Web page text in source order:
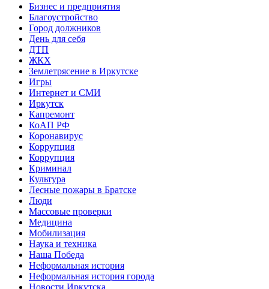
Бизнес и предприятия
Благоустройство
Город должников
День для себя
ДТП
ЖКХ
Землетрясение в Иркутске
Игры
Интернет и СМИ
Иркутск
Капремонт
КоАП РФ
Коронавирус
Коррупция
Коррупция
Криминал
Культура
Лесные пожары в Братске
Люди
Массовые проверки
Медицина
Мобилизация
Наука и техника
Наша Победа
Неформальная история
Неформальная история города
Новости Иркутска